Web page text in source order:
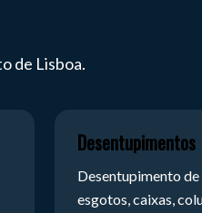
de Lisboa.
Desentupimentos
Desentupimento de
esgotos, caixas,